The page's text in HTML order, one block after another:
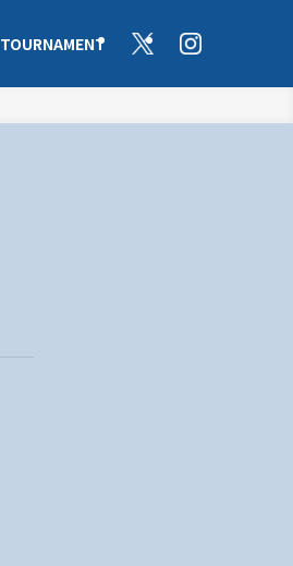
TOURNAMENT